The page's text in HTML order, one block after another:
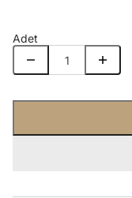
Çağla
Adet